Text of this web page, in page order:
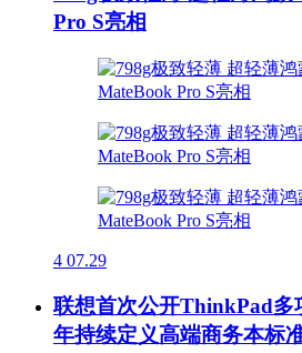
Pro S亮相
4 07.29
联想首次公开ThinkPad多
年持续定义高端商务本标